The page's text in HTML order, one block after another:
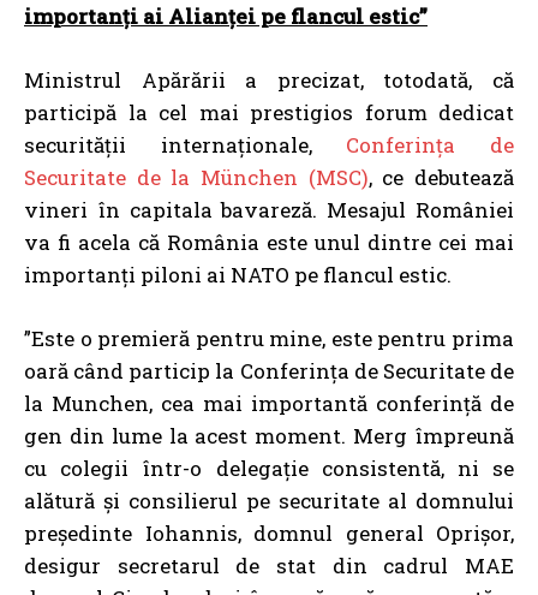
importanți ai Alianței pe flancul estic”
Ministrul Apărării a precizat, totodată, că
participă la cel mai prestigios forum dedicat
securității internaționale, Conferința de
Securitate de la München (MSC), ce debutează
vineri în capitala bavareză. Mesajul României
va fi acela că România este unul dintre cei mai
importanți piloni ai NATO pe flancul estic.
”Este o premieră pentru mine, este pentru prima
oară când particip la Conferința de Securitate de
la Munchen, cea mai importantă conferință de
gen din lume la acest moment. Merg împreună
cu colegii într-o delegație consistentă, ni se
alătură și consilierul pe securitate al domnului
președinte Iohannis, domnul general Oprișor,
desigur secretarul de stat din cadrul MAE